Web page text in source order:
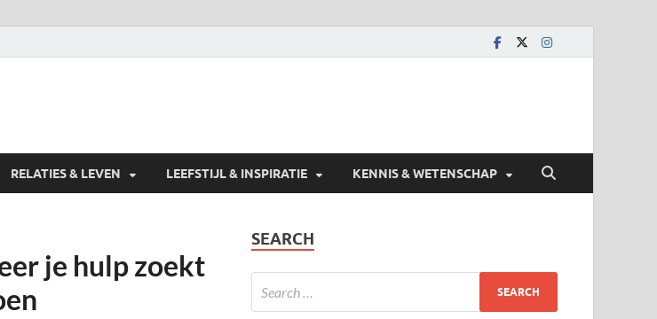
RELATIES & LEVEN LEEFSTIJL & INSPIRATIE KENNIS & WETENSCHAP
je hulp zoekt
SEARCH